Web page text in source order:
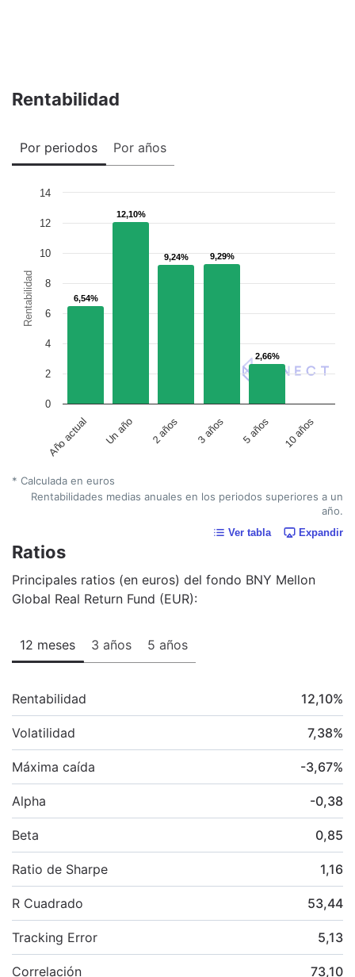
Rentabilidad
Por periodos Por años
Rentabilidad 6,54%
6,54%
12,10%
12,10%
9,24%
9,24% 9,29%
9,29%
2,66%
2,66%
Año actual Un año 2 años 3 años 5 años 10 años
0
2
4
6
8
10
12
14
* Calculada en euros
Rentabilidades medias anuales en los periodos superiores a un
año.
Ver tabla Expandir
Ratios
Principales ratios (en euros) del fondo BNY Mellon
Global Real Return Fund (EUR):
12 meses 3 años 5 años
Rentabilidad 12,10%
Volatilidad 7,38%
Máxima caída -3,67%
Alpha -0,38
Beta 0,85
Ratio de Sharpe 1,16
R Cuadrado 53,44
Tracking Error 5,13
Correlación 73,10